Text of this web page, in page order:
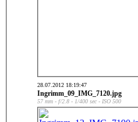
28.07.2012 18:19:47
Ingrimm_09_IMG_7120.jpg
57 mm - f/2.8 - 1/400 sec - ISO 500